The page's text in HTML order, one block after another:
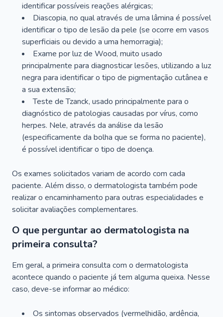
identificar possíveis reações alérgicas;
Diascopia, no qual através de uma lâmina é possível
identificar o tipo de lesão da pele (se ocorre em vasos
superficiais ou devido a uma hemorragia);
Exame por luz de Wood, muito usado
principalmente para diagnosticar lesões, utilizando a luz
negra para identificar o tipo de pigmentação cutânea e
a sua extensão;
Teste de Tzanck, usado principalmente para o
diagnóstico de patologias causadas por vírus, como
herpes. Nele, através da análise da lesão
(especificamente da bolha que se forma no paciente),
é possível identificar o tipo de doença.
Os exames solicitados variam de acordo com cada
paciente. Além disso, o dermatologista também pode
realizar o encaminhamento para outras especialidades e
solicitar avaliações complementares.
O que perguntar ao dermatologista na
primeira consulta?
Em geral, a primeira consulta com o dermatologista
acontece quando o paciente já tem alguma queixa. Nesse
caso, deve-se informar ao médico:
Os sintomas observados (vermelhidão, ardência,